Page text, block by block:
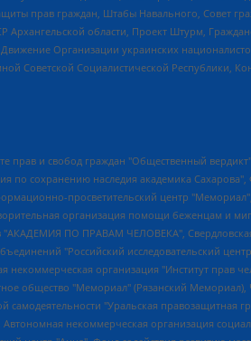
прав граждан, Штабы Навального, Совет
области, Проект Штурм,
Организации украинских
Советской Социалистической Республики,
"Ромашки монолит", Важенков Артем Валерьевич, Ивановская областная общественная организация "Центр гендерных исследований", Гурман Юрий Альбертович, Медиапроект "ОВД-Инфо", Егоров Владимир Владимирович, Жилинский Владимир Александрович, Общество с ограниченной ответственностью "ЗП", Иванова София Юрьевна, Карезина Инна Павловна, Кильтау Екатерина Викторовна, Петров Алексей Викторович, Пискунов Сергей Евгеньевич, Смирнов Сергей Сергеевич, Тихонов Михаил Сергеевич, Общество с ограниченной ответственностью "ЖУРНАЛИСТ-ИНОСТРАННЫЙ АГЕНТ", Арапова Галина Юрьевна, Вольтская Татьяна Анатольевна, Американская компания "Mason G.E.S. Anonymous Foundation" (США), являющаяся владельцем интернет-издания https://mnews.world/, Компания "Stichting Bellingcat", зарегистрированная в Нидерландах (дата регистрации 11.07.2018), Захаров Андрей Вячеславович, Клепиковская Екатерина Дмитриевна, Общество с ограниченной ответственностью "МЕМО", Перл Роман Александрович, Симонов Евгений Алексеевич, Соловьева Елена Анатольевна, Сотников Даниил Владимирович, Сурначева Елизавета Дмитриевна, Автономная некоммерческая организация по защите прав человека и информированию населения "Якутия – Наше Мнение", Общество с ограниченной ответственностью "Москоу диджитал медиа", с 26.01.2023 Общество с ограниченной ответственностью "Чайка Белые сады", Ветошкина Валерия Валерьевна, Заговора Максим Александрович, Межрегиональное общественное движение "Российская ЛГБТ - сеть", Оленичев Максим Владимирович, Павлов Иван Юрьевич, Скворцова Елена Сергеевна, Общество с ограниченной ответственностью "Как бы инагент", Кочетков Игорь Викторович, Общество с ограниченной ответственностью "Честные выборы", Еланчик Олег Александрович, Общество с ограниченной ответственностью "Нобелевский призыв", Гималова Регина Эмилевна, Григорьев Андрей Валерьевич, Григорьева Алина Александровна, Ассоциация по содействию защите прав призывников, альтернативнослужащих и военнослужащих "Правозащитная группа